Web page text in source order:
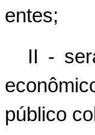
entes;
II -
público